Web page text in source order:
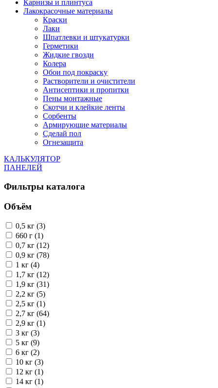
Карнизы и плинтуса
Лакокрасочные материалы
Краски
Лаки
Шпатлевки и штукатурки
Герметики
Жидкие гвозди
Колера
Обои под покраску
Растворители и очистители
Антисептики и пропитки
Пены монтажные
Скотчи и клейкие ленты
Сорбенты
Армирующие материалы
Сделай пол
Огнезащита
КАЛЬКУЛЯТОР
ПАНЕЛЕЙ
Фильтры каталога
Объём
0,5 кг (3)
660 г (1)
0,7 кг (12)
0,9 кг (78)
1 кг (4)
1,7 кг (12)
1,9 кг (31)
2,2 кг (5)
2,5 кг (1)
2,7 кг (64)
2,9 кг (1)
3 кг (3)
5 кг (9)
6 кг (2)
10 кг (3)
12 кг (1)
14 кг (1)